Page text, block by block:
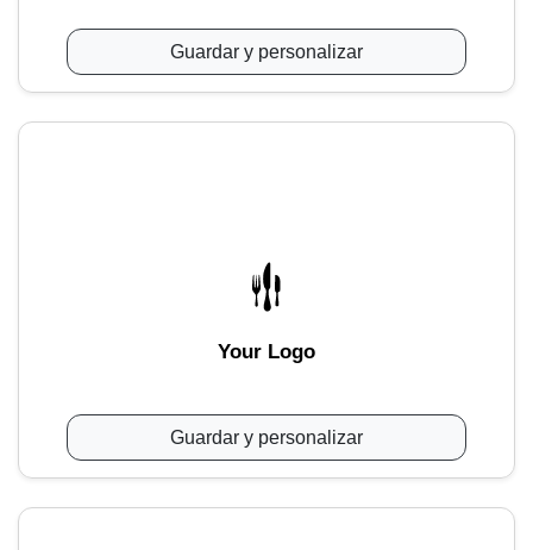
Guardar y personalizar
Your Logo
Guardar y personalizar